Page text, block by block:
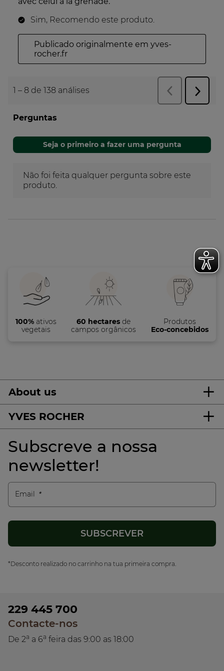
100%ativos
vegetais
60 hectares de
campos orgânicos
Produtos
Eco-concebidos
About us
YVES ROCHER
Subscreve a nossa
newsletter!
Email
*Desconto realizado no carrinho na tua primeira compra.
229 445 700
Contacte-nos
De 2a a 6a feira das 9:00 as 18:00